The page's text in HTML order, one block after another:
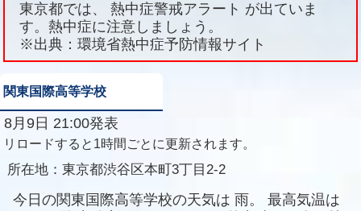
東京都では、 熱中症警戒アラート が出ていま
す。熱中症に注意しましょう。
※出典：環境省熱中症予防情報サイト
関東国際高等学校
8月9日 21:00発表
リロードすると1時間ごとに更新されます。
所在地： 東京都渋谷区本町3丁目2-2
今日の関東国際高等学校の天気は 雨。
最高気温は